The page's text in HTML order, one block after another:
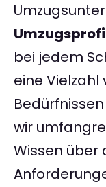
Umzugsprofi
bei jedem
eine Vielzahl
wir
Wissen über